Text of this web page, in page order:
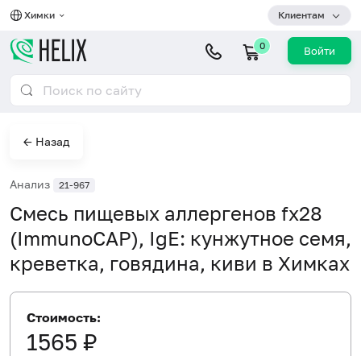
Химки Клиентам
0 Войти
← Назад
Анализ 21-967
Смесь пищевых аллергенов fx28
(ImmunoCAP), IgE: кунжутное семя,
креветка, говядина, киви в Химках
Стоимость:
1565 ₽